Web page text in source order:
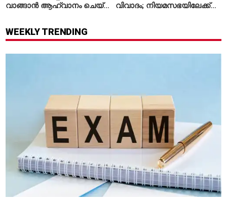
വാങ്ങാൻ ആഹ്വാനം ചെയ്ത്
വിവാദം; നിയമസഭയിലേക്ക്
WEEKLY TRENDING